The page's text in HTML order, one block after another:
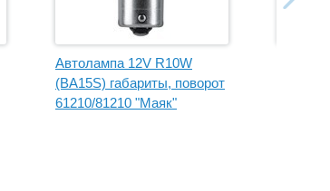
Автолампа 12V R10W
(BA15S) габариты, поворот
61210/81210 "Маяк"